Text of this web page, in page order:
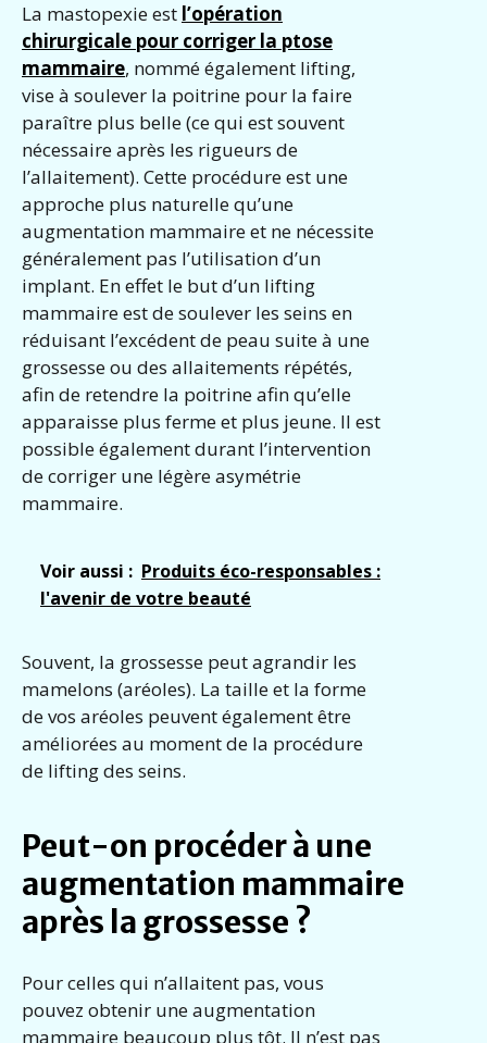
La mastopexie est l’opération
chirurgicale pour corriger la ptose
mammaire, nommé également lifting,
vise à soulever la poitrine pour la faire
paraître plus belle (ce qui est souvent
nécessaire après les rigueurs de
l’allaitement). Cette procédure est une
approche plus naturelle qu’une
augmentation mammaire et ne nécessite
généralement pas l’utilisation d’un
implant. En effet le but d’un lifting
mammaire est de soulever les seins en
réduisant l’excédent de peau suite à une
grossesse ou des allaitements répétés,
afin de retendre la poitrine afin qu’elle
apparaisse plus ferme et plus jeune. Il est
possible également durant l’intervention
de corriger une légère asymétrie
mammaire.
Voir aussi : Produits éco-responsables :
l'avenir de votre beauté
Souvent, la grossesse peut agrandir les
mamelons (aréoles). La taille et la forme
de vos aréoles peuvent également être
améliorées au moment de la procédure
de lifting des seins.
Peut-on procéder à une
augmentation mammaire
après la grossesse ?
Pour celles qui n’allaitent pas, vous
pouvez obtenir une augmentation
mammaire beaucoup plus tôt. Il n’est pas